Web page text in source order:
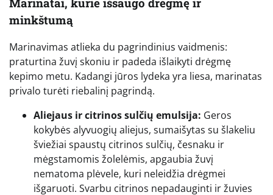
minkštumą
Marinavimas atlieka du pagrindinius vaidmenis:
praturtina žuvį skoniu ir padeda išlaikyti drėgmę
kepimo metu. Kadangi jūros lydeka yra liesa, marinatas
privalo turėti riebalinį pagrindą.
Aliejaus ir citrinos sulčių emulsija: Geros
kokybės alyvuogių aliejus, sumaišytas su šlakeliu
šviežiai spaustų citrinos sulčių, česnaku ir
mėgstamomis žolelėmis, apgaubia žuvį
nematoma plėvele, kuri neleidžia drėgmei
išgaruoti. Svarbu citrinos nepadauginti ir žuvies